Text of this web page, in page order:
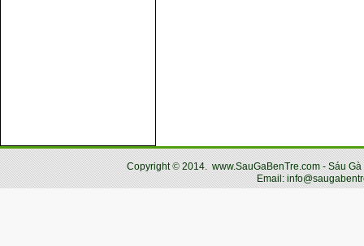
Copyright© 2014. www.SauGaBenTre.com - Sáu
Email: